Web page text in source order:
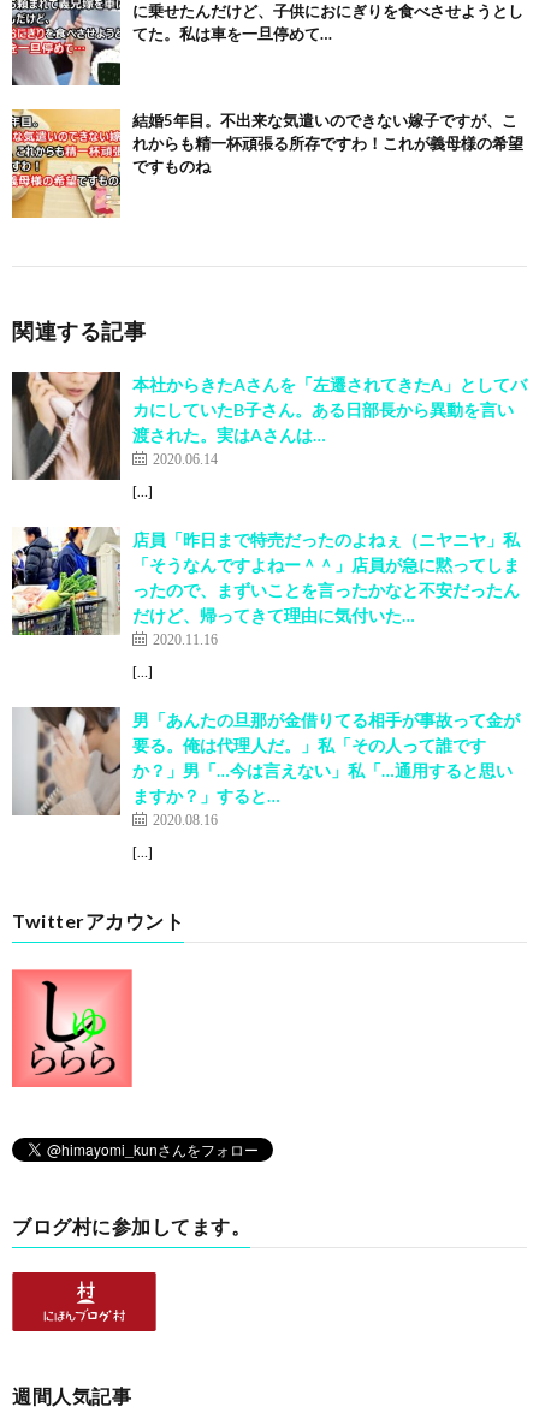
に乗せたんだけど、子供におにぎりを食べさせようとし
てた。私は車を一旦停めて…
結婚5年目。不出来な気遣いのできない嫁子ですが、こ
れからも精一杯頑張る所存ですわ！これが義母様の希望
ですものね
関連する記事
本社からきたAさんを「左遷されてきたA」としてバ
カにしていたB子さん。ある日部長から異動を言い
渡された。実はAさんは…
2020.06.14
[…]
店員「昨日まで特売だったのよねぇ（ニヤニヤ」私
「そうなんですよねー＾＾」店員が急に黙ってしま
ったので、まずいことを言ったかなと不安だったん
だけど、帰ってきて理由に気付いた…
2020.11.16
[…]
男「あんたの旦那が金借りてる相手が事故って金が
要る。俺は代理人だ。」私「その人って誰です
か？」男「…今は言えない」私「…通用すると思い
ますか？」すると…
2020.08.16
[…]
Twitterアカウント
ブログ村に参加してます。
週間人気記事